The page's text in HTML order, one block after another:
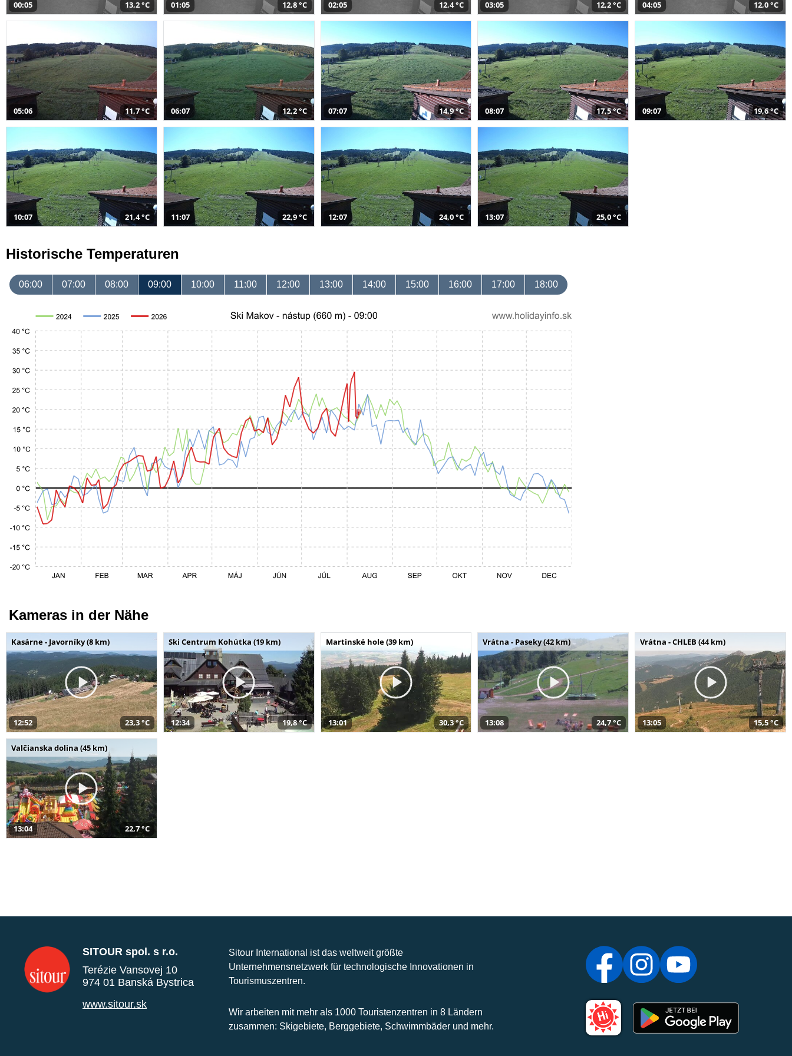
00:05 13,2 °C 01:05 12,8 °C 02:05 12,4 °C 03:05 12,2 °C 04:05 12,0 °C
05:06 11,7 °C 06:07 12,2 °C 07:07 14,9 °C 08:07 17,5 °C 09:07 19,6 °C
10:07 21,4 °C 11:07 22,9 °C 12:07 24,0 °C 13:07 25,0 °C
Historische Temperaturen
06:00 07:00 08:00 09:00 10:00 11:00 12:00 13:00 14:00 15:00 16:00 17:00 18:00
Kameras in der Nähe
Kasárne - Javorníky (8 km)
12:52 23,3 °C
Ski Centrum Kohútka (19 km)
12:34 19,8 °C
Martinské hole (39 km)
13:01 30,3 °C
Vrátna - Paseky (42 km)
13:08 24,7 °C
Vrátna - CHLEB (44 km)
13:05 15,5 °C
Valčianska dolina (45 km)
13:04 22,7 °C
SITOUR spol. s r.o.
Terézie Vansovej 10
974 01 Banská Bystrica
www.sitour.sk
Sitour International ist das weltweit größte
Unternehmensnetzwerk für technologische Innovationen in
Tourismuszentren.
Wir arbeiten mit mehr als 1000 Touristenzentren in 8 Ländern
zusammen: Skigebiete, Berggebiete, Schwimmbäder und mehr.